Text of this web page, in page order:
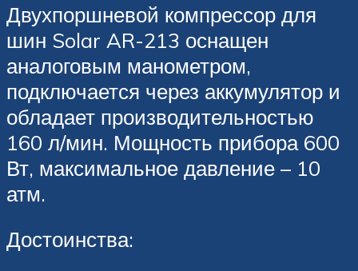
Двухпоршневой компрессор для
шин Solar AR-213 оснащен
аналоговым манометром,
подключается через аккумулятор и
обладает производительностью
160 л/мин. Мощность прибора 600
Вт, максимальное давление – 10
атм.
Достоинства: